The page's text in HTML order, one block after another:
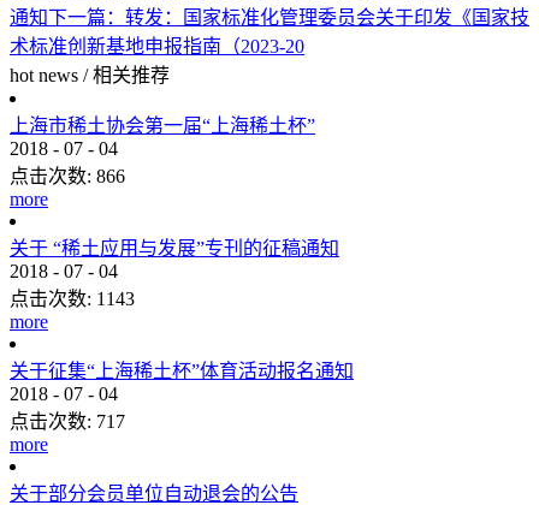
通知下一篇： 转发：国家标准化管理委员会关于印发《国家技
术标准创新基地申报指南（2023-20
hot news / 相关推荐
上海市稀土协会第一届“上海稀土杯”
2018 - 07 - 04
点击次数: 866
more
关于 “稀土应用与发展”专刊的征稿通知
2018 - 07 - 04
点击次数: 1143
more
关于征集“上海稀土杯”体育活动报名通知
2018 - 07 - 04
点击次数: 717
more
关于部分会员单位自动退会的公告